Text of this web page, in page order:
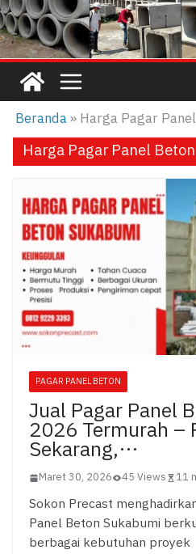
Beranda» Harga Pagar
Harga Pagar Panel
PAGAR PANEL BETON
Jual Pagar Panel
2026 Termurah –
Sekarang,…
Maret 30, 2026 45 Views 11
Sokon Precast
Panel Beton Sukabumi
berbagai kebutuhan proyek